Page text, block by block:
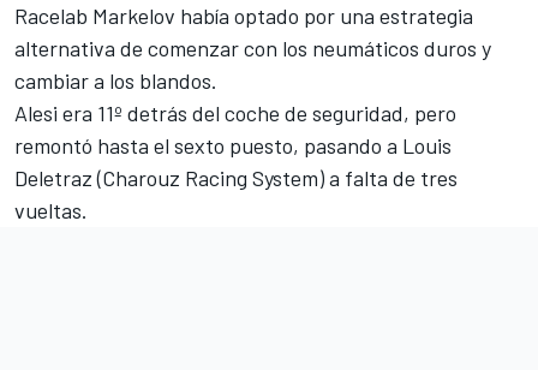
Racelab Markelov había optado por una estrategia
alternativa de comenzar con los neumáticos duros y
cambiar a los blandos.
Alesi era 11º detrás del coche de seguridad, pero
remontó hasta el sexto puesto, pasando a Louis
Deletraz (Charouz Racing System) a falta de tres
vueltas.